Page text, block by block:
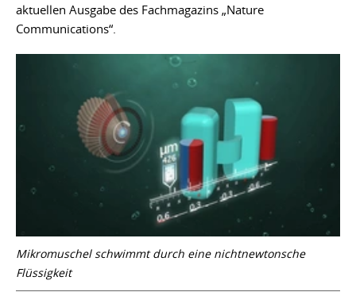
aktuellen Ausgabe des Fachmagazins „Nature
Communications“.
Mikromuschel schwimmt durch eine nichtnewtonsche
Flüssigkeit